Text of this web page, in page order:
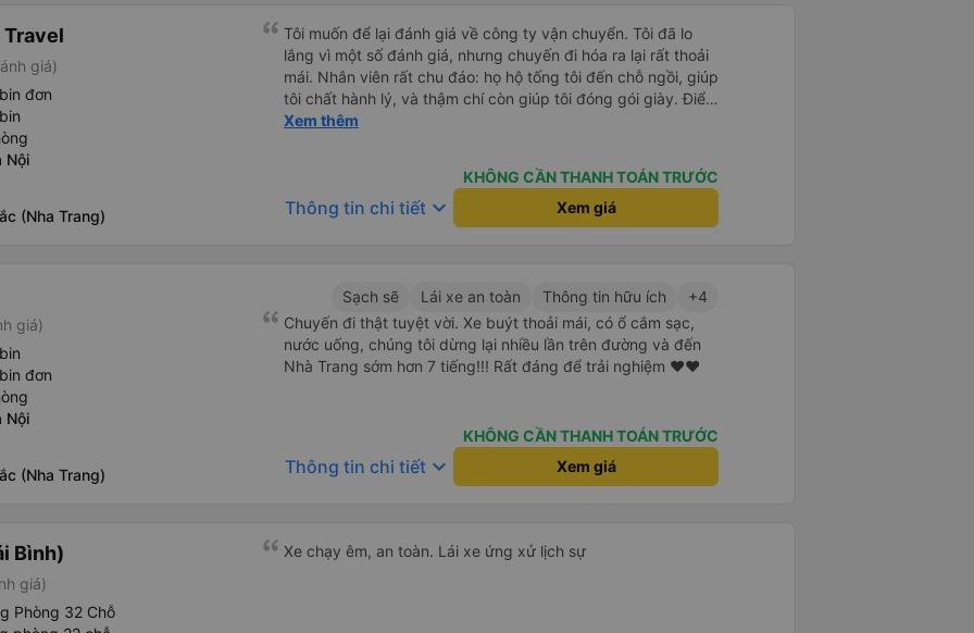
giá)
đơn
Nội
(Nha Trang)
Tôi muốn để lại đánh giá về công ty vận chuyển. Tôi đã lo
lắng vì một số đánh giá, nhưng chuyến đi hóa ra lại rất thoải
mái. Nhân viên rất chu đáo: họ hộ tống tôi đến chỗ ngồi, giúp
tôi chất hành lý, và thậm chí còn giúp tôi đóng gói giày. Điểm
trừ duy nhất là xe buýt đến sớm hơn một tiếng so với giờ
ra nếu tôi đến đúng giờ ghi trên vé. Nhìn chung, tôi rất hài
lòng với chuyến đi và tôi rất vui vì đã chọn công ty này.
Xem thêm
KHÔNG CẦN THANH TOÁN TRƯỚC
Thông tin chi tiết keyboard_arrow_down Xem giá
giá)
đơn
Nội
(Nha Trang)
Sạch sẽ Lái xe an toàn Thông tin hữu ích
+4
Chuyến đi thật tuyệt vời. Xe buýt thoải mái, có ổ cắm sạc,
nước uống, chúng tôi dừng lại nhiều lần trên đường và đến
Nhà Trang sớm hơn 7 tiếng!!! Rất đáng để trải nghiệm ♥️♥️
KHÔNG CẦN THANH TOÁN TRƯỚC
Thông tin chi tiết keyboard_arrow_down Xem giá
Bình)
giá)
Phòng 32 Chỗ
Xe chạy êm, an toàn. Lái xe ứng xử lịch sự